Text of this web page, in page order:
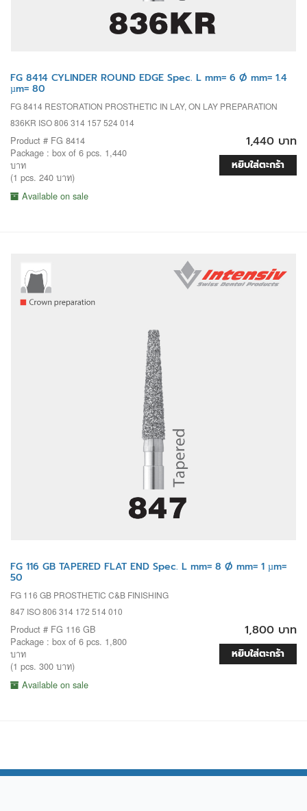
FG 8414 CYLINDER ROUND EDGE Spec. L mm= 6 Ø mm= 1.4
µm= 80
FG 8414 RESTORATION PROSTHETIC IN LAY, ON LAY PREPARATION
836KR ISO 806 314 157 524 014
Product # FG 8414
Package : box of 6 pcs. 1,440
บาท
(1 pcs. 240 บาท)
Available on sale
1,440 บาท
หยิบใส่ตะกร้า
FG 116 GB TAPERED FLAT END Spec. L mm= 8 Ø mm= 1 µm=
50
FG 116 GB PROSTHETIC C&B FINISHING
847 ISO 806 314 172 514 010
Product # FG 116 GB
Package : box of 6 pcs. 1,800
บาท
(1 pcs. 300 บาท)
Available on sale
1,800 บาท
หยิบใส่ตะกร้า